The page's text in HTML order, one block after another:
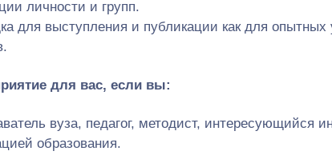
личности и групп.
для выступления и публикации как для опытных
для вас, если вы:
вуза, педагог, методист, интересующийся
образования.